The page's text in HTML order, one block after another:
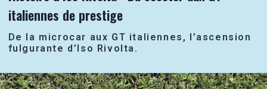
italiennes de prestige
De la microcar aux GT italiennes, l’ascension
fulgurante d’Iso Rivolta.